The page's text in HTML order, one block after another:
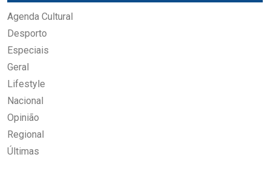
Agenda Cultural
Desporto
Especiais
Geral
Lifestyle
Nacional
Opinião
Regional
Últimas